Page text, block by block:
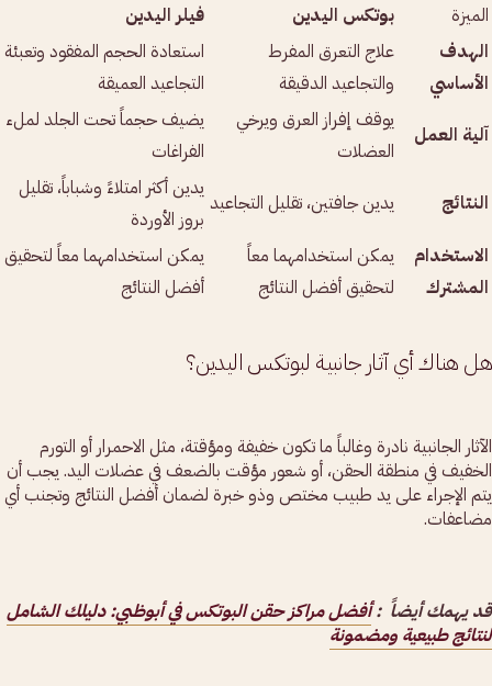
الميزة بوتكس اليدين
فيلر اليدين
الهدف
الأساسي
علاج التعرق المفرط
والتجاعيد الدقيقة
استعادة الحجم المفقود وتعبئة
التجاعيد العميقة
آلية العمل
يوقف إفراز العرق ويرخي
العضلات
يضيف حجماً تحت الجلد لملء
الفراغات
النتائج
يدين جافتين، تقليل التجاعيد
يدين أكثر امتلاءً وشباباً، تقليل
بروز الأوردة
الاستخدام
المشترك
يمكن استخدامهما معاً
لتحقيق أفضل النتائج
يمكن استخدامهما معاً لتحقيق
أفضل النتائج
هل هناك أي آثار جانبية لبوتكس اليدين؟
الآثار الجانبية نادرة وغالباً ما تكون خفيفة ومؤقتة، مثل الاحمرار أو التورم
الخفيف في منطقة الحقن، أو شعور مؤقت بالضعف في عضلات اليد. يجب أن
يتم الإجراء على يد طبيب مختص وذو خبرة لضمان أفضل النتائج وتجنب أي
مضاعفات.
قد يهمك أيضاً :أفضل مراكز حقن البوتكس في أبوظبي: دليلك الشامل
لنتائج طبيعية ومضمونة